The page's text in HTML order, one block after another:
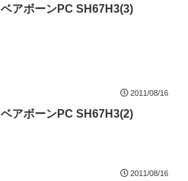
ベアボーンPC SH67H3(3)
2011/08/16
ベアボーンPC SH67H3(2)
2011/08/16